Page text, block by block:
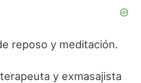
reposo y meditación.
y exmasajista